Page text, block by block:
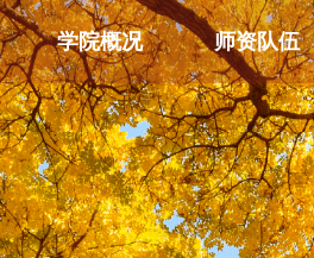
学院概况 师资队伍